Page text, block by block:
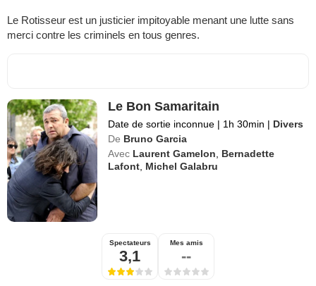
Le Rotisseur est un justicier impitoyable menant une lutte sans
merci contre les criminels en tous genres.
Le Bon Samaritain
Date de sortie inconnue | 1h 30min | Divers
De Bruno Garcia
Avec Laurent Gamelon, Bernadette
Lafont, Michel Galabru
Spectateurs
3,1
Mes amis
--